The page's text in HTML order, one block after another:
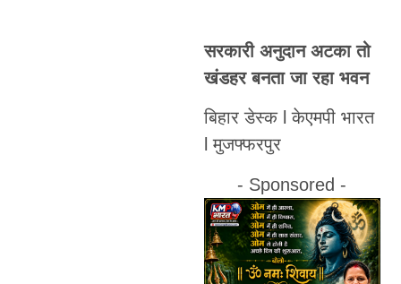
सरकारी अनुदान अटका तो
खंडहर बनता जा रहा भवन
बिहार डेस्क l केएमपी भारत
l मुजफ्फरपुर
- Sponsored -